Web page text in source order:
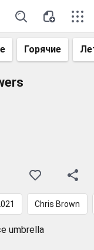
Горячие
Chris Brown
umbrella